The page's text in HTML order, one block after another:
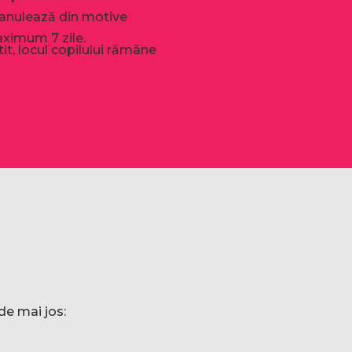
de munca, Andreea a
reusit sa ne introduca in
jocul copiilor si sa
Alex, mult mai stapan pe
iar acum stiu si de ce, been
din motive
7 zile.
locul copilului rămâne
mai jos: